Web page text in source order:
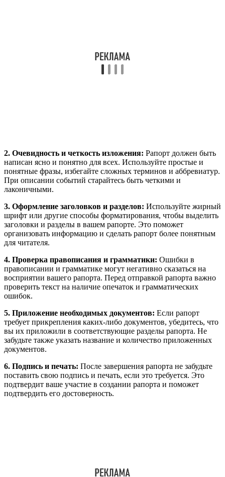
2. Очевидность и четкость изложения: Рапорт должен быть
написан ясно и понятно для всех. Используйте простые и
понятные фразы, избегайте сложных терминов и аббревиатур.
При описании событий старайтесь быть четкими и
лаконичными.
3. Оформление заголовков и разделов: Используйте жирный
шрифт или другие способы форматирования, чтобы выделить
заголовки и разделы в вашем рапорте. Это поможет
организовать информацию и сделать рапорт более понятным
для читателя.
4. Проверка правописания и грамматики: Ошибки в
правописании и грамматике могут негативно сказаться на
восприятии вашего рапорта. Перед отправкой рапорта важно
проверить текст на наличие опечаток и грамматических
ошибок.
5. Приложение необходимых документов: Если рапорт
требует прикрепления каких-либо документов, убедитесь, что
вы их приложили в соответствующие разделы рапорта. Не
забудьте также указать название и количество приложенных
документов.
6. Подпись и печать: После завершения рапорта не забудьте
поставить свою подпись и печать, если это требуется. Это
подтвердит ваше участие в создании рапорта и поможет
подтвердить его достоверность.